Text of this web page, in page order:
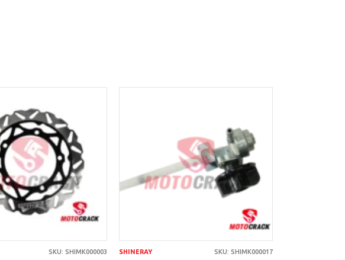
AÑADIR AL
CARRITO
SKU: SHIMK000003
AÑADIR AL
CARRITO
SHINERAY SKU: SHIMK000017